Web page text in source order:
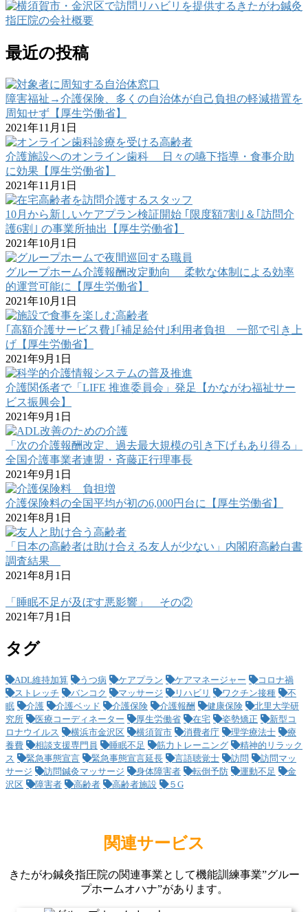
最近の投稿
障害福祉→介護保険、多くの自治体が自己負担の軽減措置を
周知せず【厚生労働省】
2021年11月1日
介護施設へのオンライン歯科 日々の嚥下指導・食事介助
に効果【厚生労働省】
2021年11月1日
10月から新しいケアプラン検証開始 ｢限度額7割｣＆｢訪問介
護6割｣ の事業所抽出【厚生労働省】
2021年10月1日
グループホーム介護報酬改定動向 柔軟な体制による効率
的運営可能に【厚生労働省】
2021年10月1日
｢高額介護サービス費｣｢補足給付｣利用者負担 一部で引き上
げ【厚生労働省】
2021年9月1日
介護関係者で「LIFE 推進委員会」発足【かながわ福祉サー
ビス振興会】
2021年9月1日
「次の介護報酬改定、過去最大規模の引き下げもあり得る」
全国介護事業者連盟・斉藤正行理事長
2021年9月1日
介護保険料の全国平均が初の6,000円台に【厚生労働省】
2021年8月1日
「日本の高齢者は助け合える友人が少ない」内閣府高齢白書
調査結果
2021年8月1日
「睡眠不足が及ぼす悪影響」 その②
2021年7月1日
タグ
ADL維持加算 うつ病 ケアプラン ケアマネージャー
コロナ禍
ストレッチ
バンコク マッサージ リハビリ ワクチン接種
不
眠
介護 介護ベッド 介護保険 介護報酬 健康保険
北里大学研
究所
医療コーディネーター 厚生労働省 在宅 姿勢矯正
新型コ
ロナウイルス
横浜市金沢区 横須賀市 消費者庁 理学療法士
療
養費
相談支援専門員 睡眠不足 筋力トレーニング
精神的リラック
ス
緊急事態宣言 緊急事態宣言延長 言語聴覚士 訪問
訪問マッ
サージ
訪問鍼灸マッサージ 身体障害者 転倒予防 運動不足
金
沢区
障害者 高齢者 高齢者施設 ５G
関連サービス
きたがわ鍼灸指圧院の関連事業として機能訓練事業”グルー
プホームオハナ”があります。